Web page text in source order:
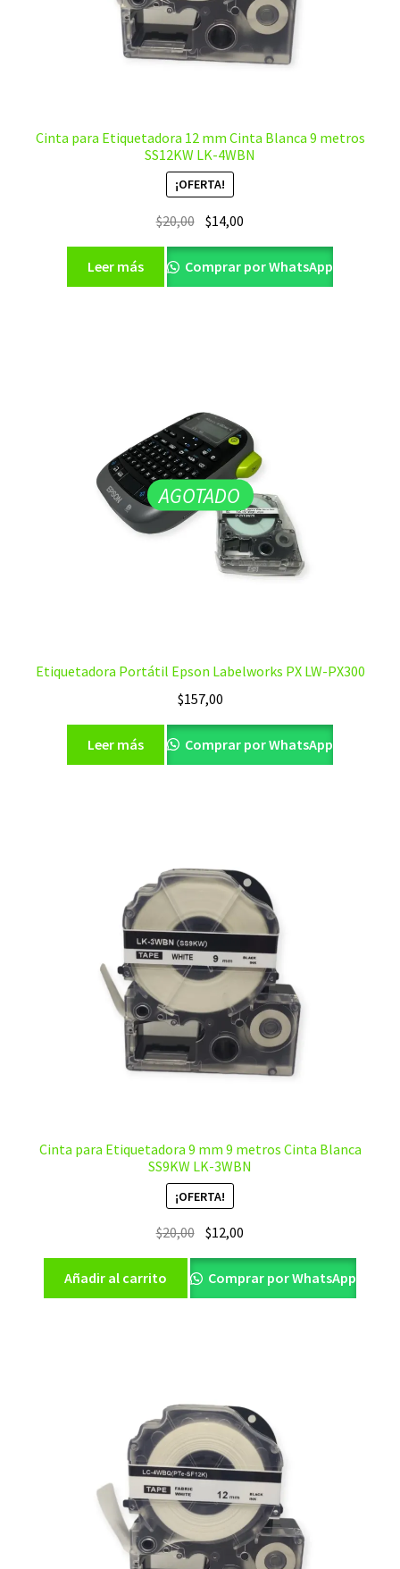
Cinta para Etiquetadora 12 mm Cinta Blanca 9 metros
SS12KW LK-4WBN
¡OFERTA!
$20,00 El
precio
original
era:
$14,00
precio
actual
es:
Leer más Comprar por WhatsApp
AGOTADO
Etiquetadora Portátil Epson Labelworks PX LW-PX300
$157,00
Leer más Comprar por WhatsApp
Cinta para Etiquetadora 9 mm 9 metros Cinta Blanca
SS9KW LK-3WBN
¡OFERTA!
$20,00 El
precio
original
era:
$12,00
precio
actual
es:
Añadir al carrito Comprar por WhatsApp